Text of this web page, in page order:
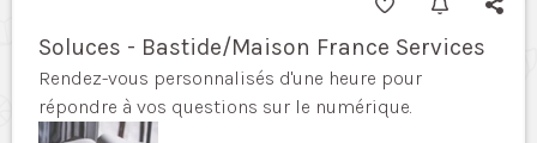
Soluces - Bastide/Maison France Services
Rendez-vous personnalisés d'une heure pour
répondre à vos questions sur le numérique.